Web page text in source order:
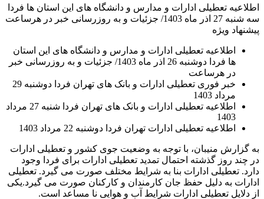
اطلاعیه تعطیلی ادارات و مدارس و دانشگاه های این استان ها فردا
سه شنبه 27 اذر ماه 1403/ جزئیات و به روزرسانی خبر در هرساعت
پیشنهاد ویژه
اطلاعیه تعطیلی ادارات و مدارس و دانشگاه های این استان
ها فردا دوشنبه 26 اذر ماه 1403/ جزئیات و به روزرسانی خبر
در هرساعت
خبر فوری تعطیلی ادارات و بانک های تهران فردا دوشنبه 29
مرداد 1403
اطلاعیه تعطیلی ادارات و بانک های تهران فردا شنبه 27 مرداد
1403
اطلاعیه تعطیلی ادارات تهران فردا دوشنبه 22 مرداد 1403
به گزارش منیبان، با توجه به وضعیت جوی کشور و تعطیلی ادارات
در چند روز گذشته احتمال تمدید تعطیلی ادارات برای فردا وجود
دارد. تعطیلی ادارات بنا به شرایط مختلف صورت می گیرد. تعطیلی
ادارات به دلیل حفظ جان کارمندان و کارکنان صورت می گیرد.یکی
از دلایل تعطیلی ادارات شرایط آب و هوایی نا مساعد است.